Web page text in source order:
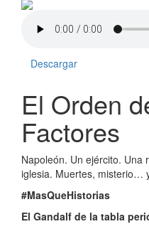
Descargar
El Orden
Factores
Napoleón. Un ejército. Una
iglesia. Muertes, misterio…
#MasQueHistorias
El Gandalf de la tabla